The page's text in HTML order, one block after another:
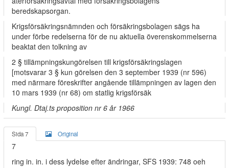
beredskapsorgan.
Krigsförsäkringsnämnden och försäkringsbolagen sägs ha
under förbe­ redelserna för de nu aktuella överenskommelserna
beaktat den tolkning av
2 § tillämpningskungörelsen till krigsförsäkringslagen
[motsvarar 3 § kun­ görelsen den 3 september 1939 (nr 596)
med närmare föreskrifter angående tillämpningen av lagen den
10 mars 1939 (nr 68) om statlig krigsförsäk­
Kungl. Dtaj.ts proposition nr 6 år 1966
Sida 7 Original
7
ring in. in. i dess lydelse efter ändringar, SFS 1939: 748 oeh